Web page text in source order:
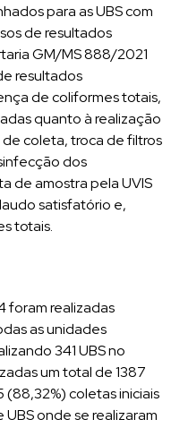
para as UBS com
de resultados
GM/MS 888/2021
resultados
de coliformes totais,
quanto à realização
coleta, troca de filtros
dos
de amostra pela UVIS
satisfatório e,
totais.
foram realizadas
as unidades
341 UBS no
um total de 1387
(88,32%) coletas iniciais
UBS onde se realizaram